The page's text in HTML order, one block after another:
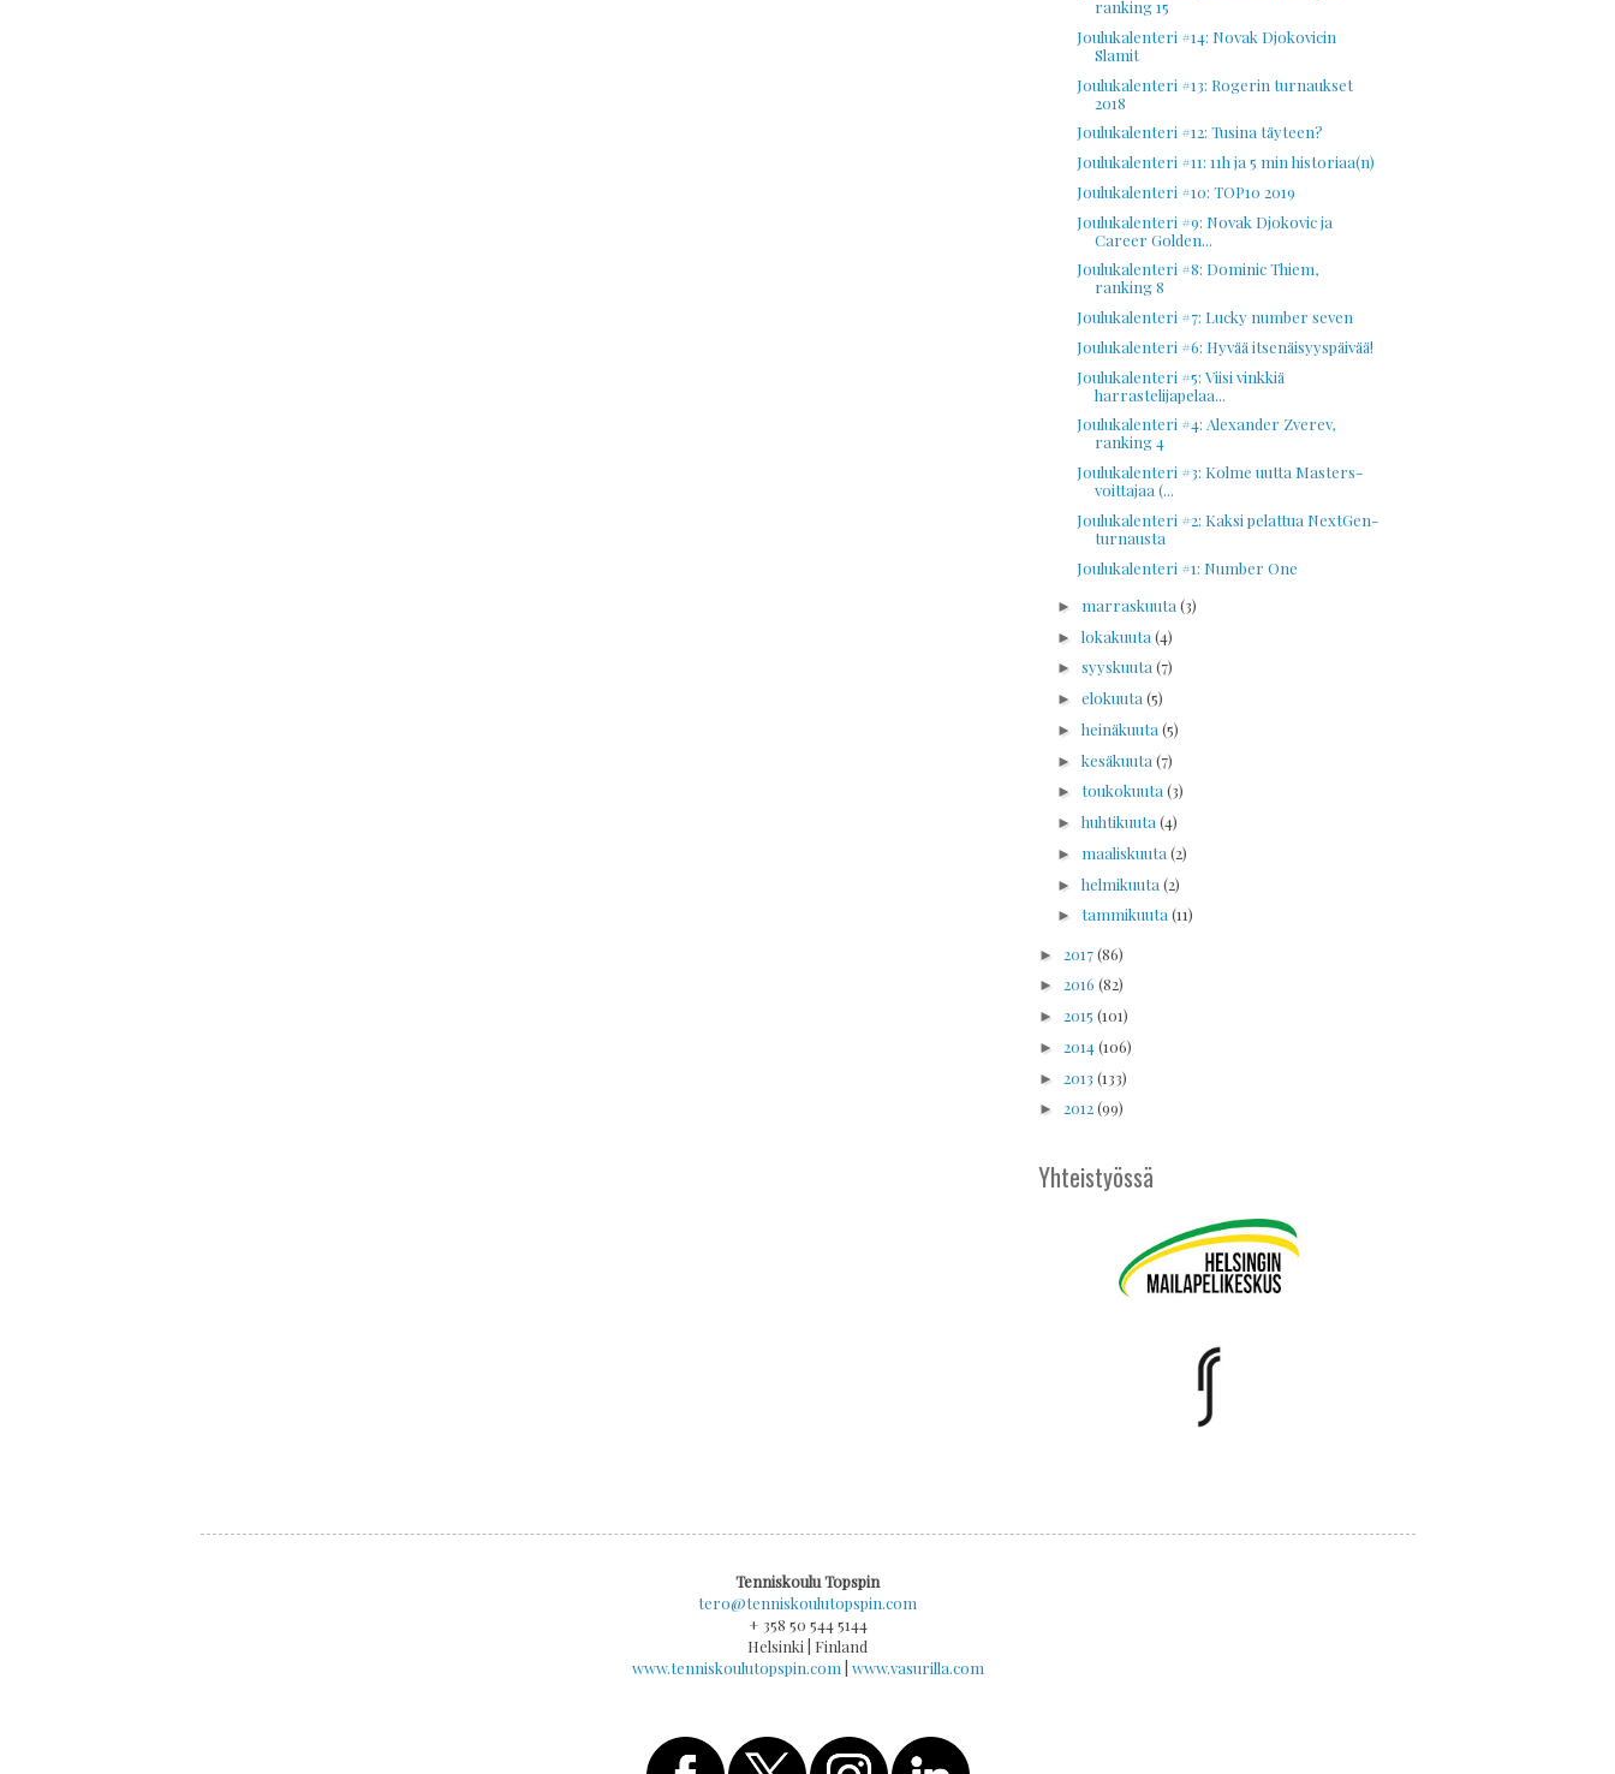
ranking 15
Joulukalenteri #14: Novak Djokovicin
Slamit
Joulukalenteri #13: Rogerin turnaukset
2018
Joulukalenteri #12: Tusina täyteen?
Joulukalenteri #11: 11h ja 5 min historiaa(n)
Joulukalenteri #10: TOP10 2019
Joulukalenteri #9: Novak Djokovic ja
Career Golden...
Joulukalenteri #8: Dominic Thiem,
ranking 8
Joulukalenteri #7: Lucky number seven
Joulukalenteri #6: Hyvää itsenäisyyspäivää!
Joulukalenteri #5: Viisi vinkkiä
harrastelijapelaa...
Joulukalenteri #4: Alexander Zverev,
ranking 4
Joulukalenteri #3: Kolme uutta Masters-
voittajaa (...
Joulukalenteri #2: Kaksi pelattua NextGen-
turnausta
Joulukalenteri #1: Number One
► marraskuuta(3)
►lokakuuta(4)
►syyskuuta(7)
►elokuuta(5)
►heinäkuuta(5)
►kesäkuuta(7)
►toukokuuta(3)
►huhtikuuta(4)
► maaliskuuta(2)
►helmikuuta(2)
►tammikuuta(11)
► 2017(86)
► 2016 (82)
► 2015 (101)
► 2014(106)
► 2013 (133)
► 2012(99)
Yhteistyössä
Tenniskoulu Topspin
tero@tenniskoulutopspin.com
+ 358 50 544 5144
Helsinki | Finland
www.tenniskoulutopspin.com www.vasurilla.com